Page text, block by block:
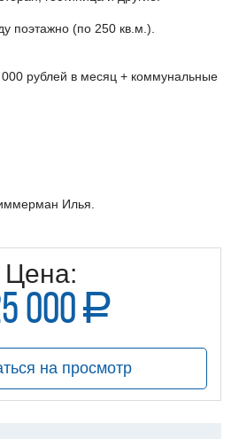
поэтажно (по 250 кв.м.).
рублей в месяц + коммунальные
Илья.
Цена:
000 a
на просмотр